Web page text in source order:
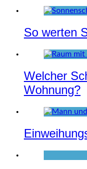
So werten
Welcher
Wohnung?